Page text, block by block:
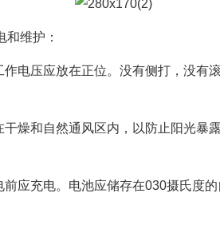
和维护：
作电压应放在正位。没有侧打，没有
干燥和自然通风区内，以防止阳光暴
前应充电。电池应储存在030摄氏度